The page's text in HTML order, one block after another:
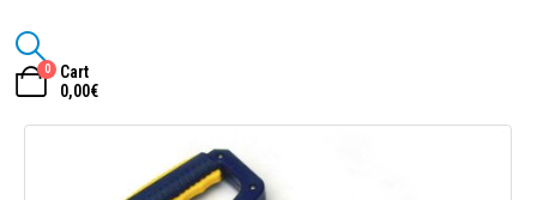
0
Cart
0,00€